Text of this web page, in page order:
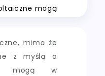
mogą
mimo że
z myślą o
mogą w